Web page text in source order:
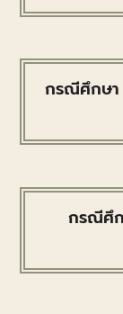
กรณีศึกษา
กรณีศึ